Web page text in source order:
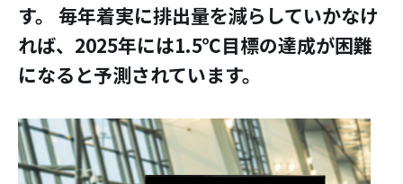
す。 毎年着実に排出量を減らしていかなけ
れば、2025年には1.5℃目標の達成が困難
になると予測されています。